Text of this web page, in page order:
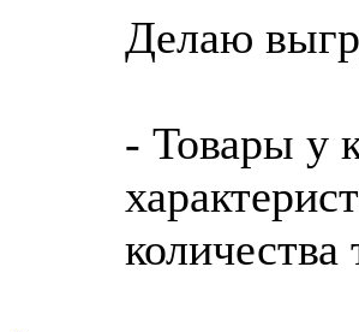
Делаю
- Товары у
количества